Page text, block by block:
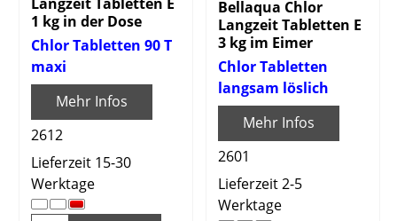
1 kg in der Dose
Chlor Tabletten 90 T
maxi
Mehr Infos
2612
Lieferzeit 15-30
Werktage
Bellaqua Chlor
Langzeit Tabletten E
3 kg im Eimer
Chlor Tabletten
langsam löslich
Mehr Infos
2601
Lieferzeit 2-5
Werktage